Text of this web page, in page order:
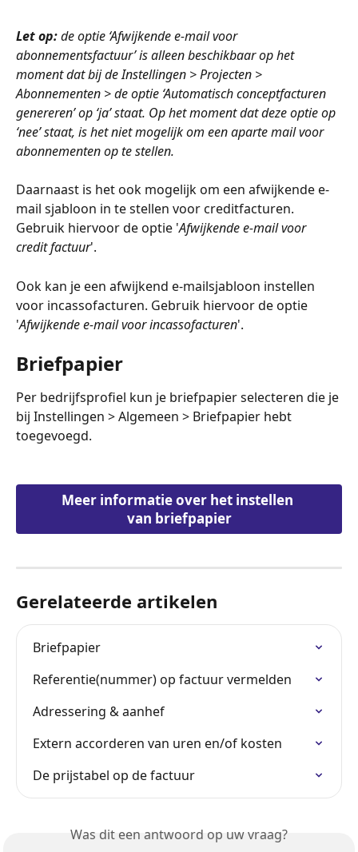
Let op: de optie ‘Afwijkende e-mail voor
abonnementsfactuur’ is alleen beschikbaar op het
moment dat bij de Instellingen > Projecten >
Abonnementen > de optie ‘Automatisch conceptfacturen
genereren’ op ‘ja’ staat. Op het moment dat deze optie op
‘nee’ staat, is het niet mogelijk om een aparte mail voor
abonnementen op te stellen.
Daarnaast is het ook mogelijk om een afwijkende e-
mail sjabloon in te stellen voor creditfacturen.
Gebruik hiervoor de optie 'Afwijkende e-mail voor
credit factuur'.
Ook kan je een afwijkend e-mailsjabloon instellen
voor incassofacturen. Gebruik hiervoor de optie
'Afwijkende e-mail voor incassofacturen'.
Briefpapier
Per bedrijfsprofiel kun je briefpapier selecteren die je
bij Instellingen > Algemeen > Briefpapier hebt
toegevoegd.
Meer informatie over het instellen
van briefpapier
Gerelateerde artikelen
Briefpapier
Referentie(nummer) op factuur vermelden
Adressering & aanhef
Extern accorderen van uren en/of kosten
De prijstabel op de factuur
Was dit een antwoord op uw vraag?